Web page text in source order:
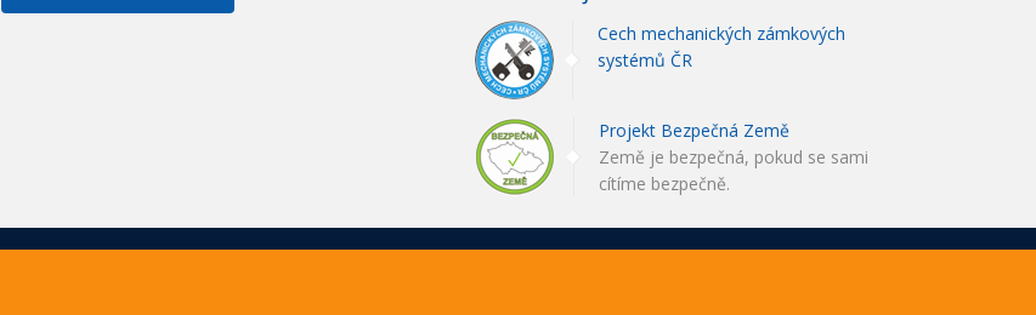
Cech mechanických zámkových
systémů ČR
Projekt Bezpečná Země
Země je bezpečná, pokud se sami
cítíme bezpečně.